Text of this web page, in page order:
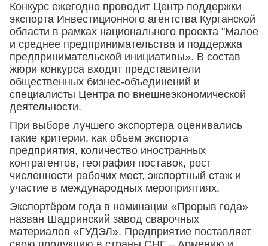
Конкурс ежегодно проводит Центр поддержки
экспорта Инвестиционного агентства Курганской
области в рамках национального проекта "Малое
и среднее предпринимательства и поддержка
предпринимательской инициативы». В состав
жюри конкурса входят представители
общественных бизнес-объединений и
специалисты Центра по внешнеэкономической
деятельности.
При выборе лучшего экспортера оценивались
такие критерии, как объем экспорта
предприятия, количество иностранных
контрагентов, география поставок, рост
численности рабочих мест, экспортный стаж и
участие в международных мероприятиях.
Экспортёром года в номинации «Прорыв года»
назван Шадринский завод сварочных
материалов «ГУДЭЛ». Предприятие поставляет